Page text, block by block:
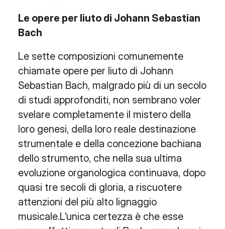
Le opere per liuto di Johann Sebastian
Bach
Le sette composizioni comunemente
chiamate opere per liuto di Johann
Sebastian Bach, malgrado più di un secolo
di studi approfonditi, non sembrano voler
svelare completamente il mistero della
loro genesi, della loro reale destinazione
strumentale e della concezione bachiana
dello strumento, che nella sua ultima
evoluzione organologica continuava, dopo
quasi tre secoli di gloria, a riscuotere
attenzioni del più alto lignaggio
musicale.L’unica certezza è che esse